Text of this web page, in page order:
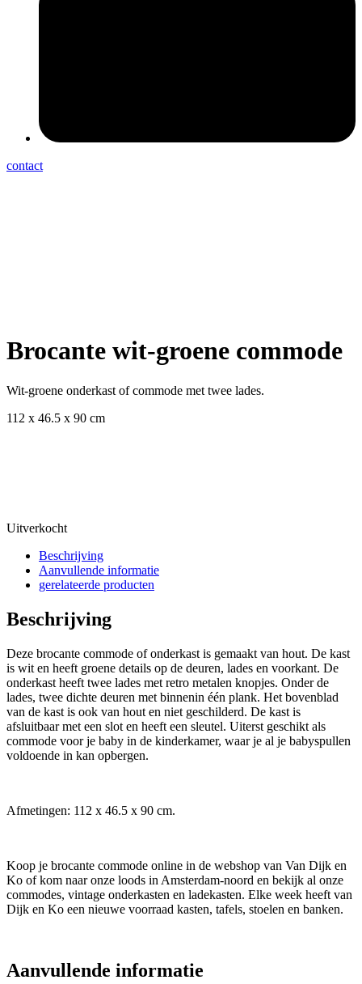
contact
Brocante wit-groene commode
Wit-groene onderkast of commode met twee lades.
112 x 46.5 x 90 cm
Uitverkocht
Beschrijving
Aanvullende informatie
gerelateerde producten
Beschrijving
Deze brocante commode of onderkast is gemaakt van hout. De kast
is wit en heeft groene details op de deuren, lades en voorkant. De
onderkast heeft twee lades met retro metalen knopjes. Onder de
lades, twee dichte deuren met binnenin één plank. Het bovenblad
van de kast is ook van hout en niet geschilderd. De kast is
afsluitbaar met een slot en heeft een sleutel. Uiterst geschikt als
commode voor je baby in de kinderkamer, waar je al je babyspullen
voldoende in kan opbergen.
Afmetingen: 112 x 46.5 x 90 cm.
Koop je brocante commode online in de webshop van Van Dijk en
Ko of kom naar onze loods in Amsterdam-noord en bekijk al onze
commodes, vintage onderkasten en ladekasten. Elke week heeft van
Dijk en Ko een nieuwe voorraad kasten, tafels, stoelen en banken.
Aanvullende informatie